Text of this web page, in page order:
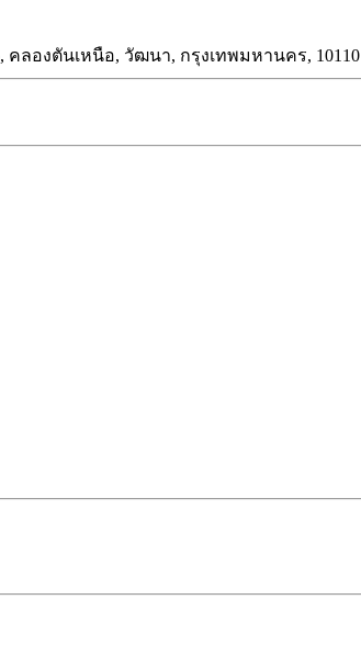
คลองตันเหนือ, วัฒนา, กรุงเทพมหานคร, 10110